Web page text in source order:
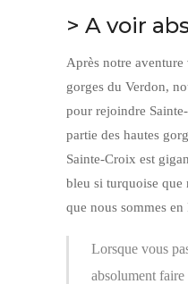
> A voir
Après notre aventure
gorges du Verdon,
pour rejoindre
partie des hautes
Sainte-Croix est
bleu si turquoise que
que nous sommes
Lorsque vous
absolument